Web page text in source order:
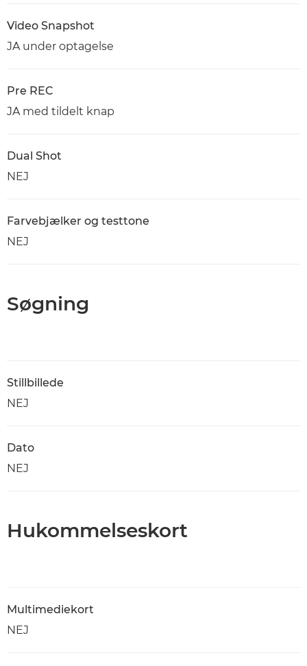
Video Snapshot
JA under optagelse
Pre REC
JA med tildelt knap
Dual Shot
NEJ
Farvebjælker og testtone
NEJ
Søgning
Stillbillede
NEJ
Dato
NEJ
Hukommelseskort
Multimediekort
NEJ